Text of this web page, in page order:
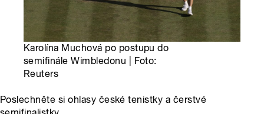
Karolína Muchová po postupu do
semifinále Wimbledonu | Foto:
Reuters
Poslechněte si ohlasy české tenistky a čerstvé